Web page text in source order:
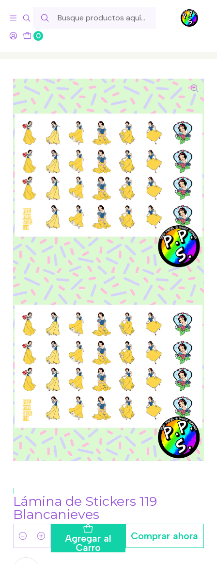
0
Hola! Si tu pedido incluye productos de fabricación propia,
ten en cuenta este tiempo para el despacho
Inicio Lo Hacemos Nosotros
|
Lámina de Stickers 119
Blancanieves
Cantidad Agregar al
Carro
Comprar ahora